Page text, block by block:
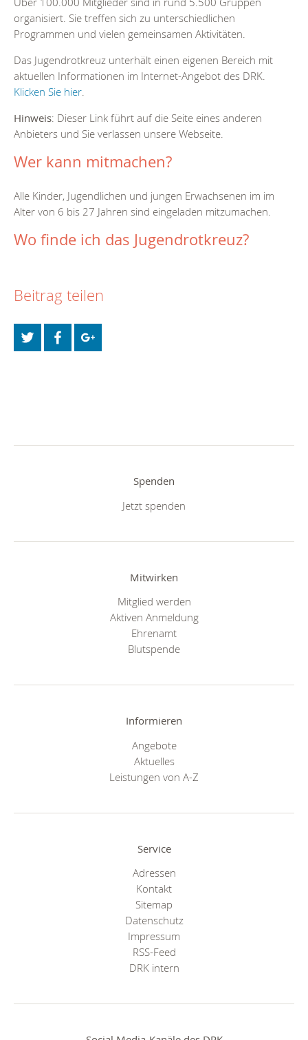
organisiert. Sie treffen sich zu unterschiedlichen
Programmen und vielen gemeinsamen Aktivitäten.
Das Jugendrotkreuz unterhält einen eigenen Bereich mit
aktuellen Informationen im Internet-Angebot des DRK.
Klicken Sie hier.
Hinweis: Dieser Link führt auf die Seite eines anderen
Anbieters und Sie verlassen unsere Webseite.
Wer kann mitmachen?
Alle Kinder, Jugendlichen und jungen Erwachsenen im im
Alter von 6 bis 27 Jahren sind eingeladen mitzumachen.
Wo finde ich das Jugendrotkreuz?
Beitrag teilen
Spenden
Jetzt spenden
Mitwirken
Mitglied werden
Aktiven Anmeldung
Ehrenamt
Blutspende
Informieren
Angebote
Aktuelles
Leistungen von A-Z
Service
Adressen
Kontakt
Sitemap
Datenschutz
Impressum
RSS-Feed
DRK intern